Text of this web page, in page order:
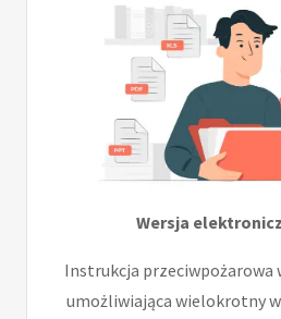
Wersja
Instrukcja przeciwpożarowa
umożliwiająca wielokrotny